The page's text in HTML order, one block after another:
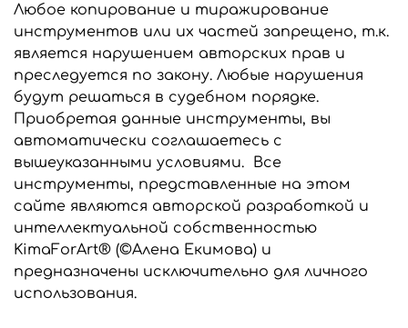
Все инструменты, представленные в этом
интернет-магазине являются разработкой
©KimaForArt и защищены законом об
авторском праве. Предназначены только для
индивидуального использования. Любое
копирование и тиражирование
инструментов запрещено и преследуется по
закону.
Любое копирование и тиражирование
инструментов или их частей запрещено, т.к.
является нарушением авторских прав и
преследуется по закону. Любые нарушения
будут решаться в судебном порядке.
Приобретая данные инструменты, вы
автоматически соглашаетесь с
вышеуказанными условиями. Все
инструменты, представленные на этом
сайте являются авторской разработкой и
интеллектуальной собственностью
KimaForArt® (©Алена Екимова) и
предназначены исключительно для личного
использования.